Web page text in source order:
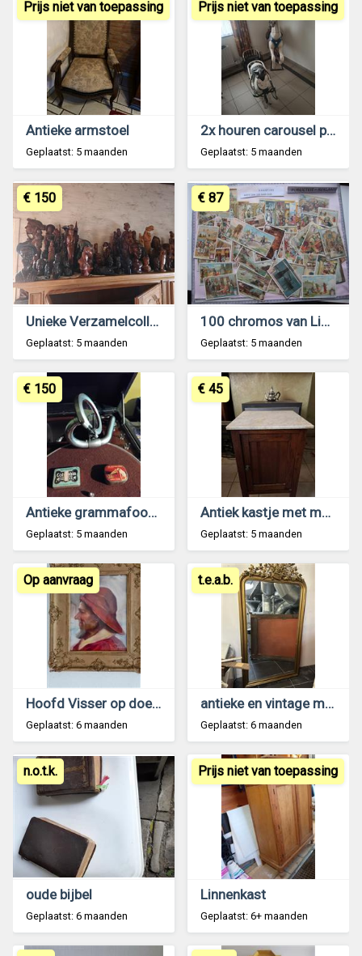
Antieke armstoel
Geplaatst: 5 maanden
Prijs niet van toepassing
2x houren carousel paarden en 1x metaal paard
Geplaatst: 5 maanden
Prijs niet van toepassing
Unieke Verzamelcollectie met 70 houten beelden
Geplaatst: 5 maanden
€ 150
100 chromos van Liebig van voor eerste oorlog
Geplaatst: 5 maanden
€ 87
Antieke grammafoonspeler MHV
Geplaatst: 5 maanden
€ 150
Antiek kastje met marmer blad te koop
Geplaatst: 5 maanden
€ 45
Hoofd Visser op doek 1921
Geplaatst: 6 maanden
Op aanvraag
antieke en vintage meubelen – bieden mogelijk
Geplaatst: 6 maanden
t.e.a.b.
oude bijbel
Geplaatst: 6 maanden
n.o.t.k.
Linnenkast
Geplaatst: 6+ maanden
Prijs niet van toepassing